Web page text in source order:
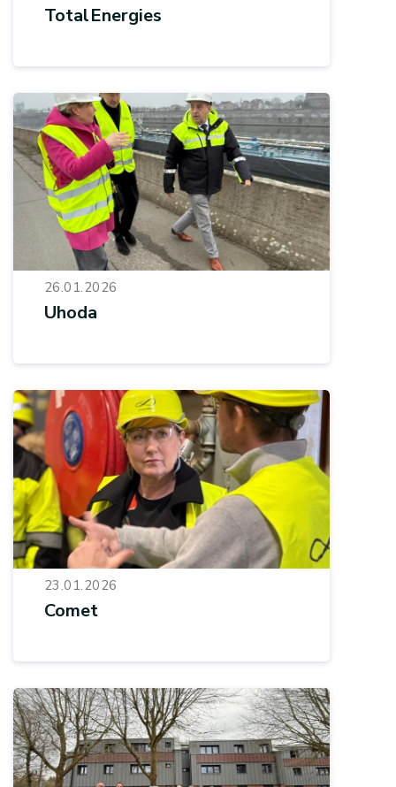
TotalEnergies
26.01.2026
Uhoda
23.01.2026
Comet